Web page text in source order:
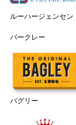
ルーハージェンセン
バークレー
バグリー